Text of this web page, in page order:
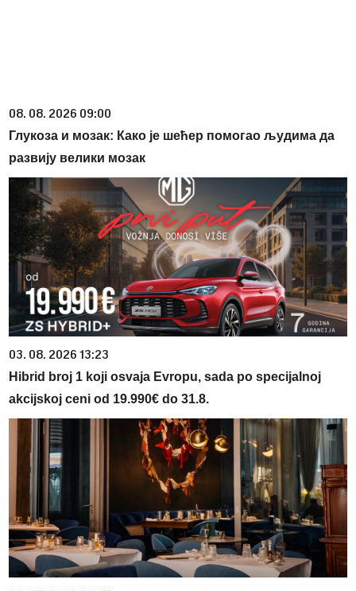
08. 08. 2026 09:00
Глукоза и мозак: Како је шећер помогао људима да
развију велики мозак
03. 08. 2026 13:23
Hibrid broj 1 koji osvaja Evropu, sada po specijalnoj
akcijskoj ceni od 19.990€ do 31.8.